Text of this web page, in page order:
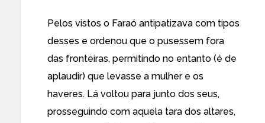
Pelos vistos o Faraó antipatizava com tipos
desses e ordenou que o pusessem fora
das fronteiras, permitindo no entanto (é de
aplaudir) que levasse a mulher e os
haveres. Lá voltou para junto dos seus,
prosseguindo com aquela tara dos altares,